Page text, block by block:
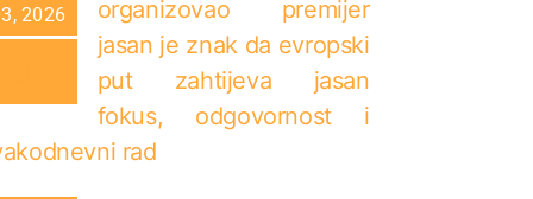
2026
organizovao premijer
jasan je znak da evropski
put zahtijeva jasan
fokus, odgovornost i
rad